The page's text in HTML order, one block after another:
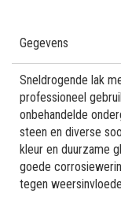
Gegevens
Sneldrogende lak
professioneel
onbehandelde
steen en diverse
kleur en duurzame
goede
tegen